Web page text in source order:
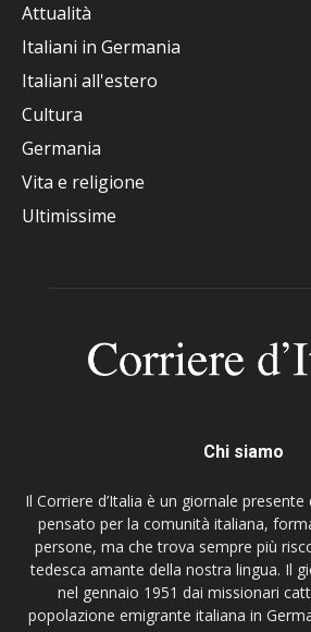
Attualità
Italiani in Germania
Italiani all'estero
Cultura
Germania
Vita e religione
Ultimissime
Chi siamo
Il Corriere d’Italia è un giornale
pensato per la comunità italiana,
persone, ma che trova sempre più
tedesca amante della nostra lingua. Il
nel gennaio 1951 dai missionari
popolazione emigrante italiana in